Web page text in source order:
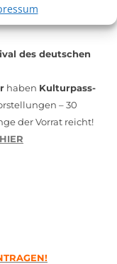
des deutschen
haben Kulturpass-
– 30
der Vorrat reicht!
HIER